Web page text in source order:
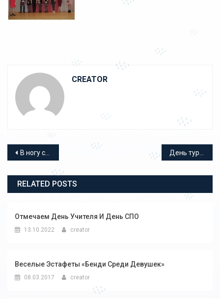
CREATOR
Навигация по записям
В ногу со временем!
RELATED POSTS
Отмечаем День Учителя И День СПО
13.10.2022 creator
Веселые Эстафеты «Бенди Среди Девушек»
08.03.2017 creator